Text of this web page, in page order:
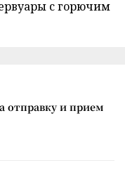
с горючим
отправку и прием